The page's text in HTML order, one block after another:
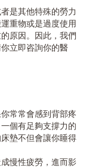
是其他特殊的勞力
重物或是過度使用
原因。因此，我們
立即咨詢你的醫
常常會感到背部疼
個有足夠支撐力的
墊不但會讓你睡得
慢性疲勞，進而影